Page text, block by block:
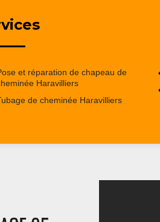
et réparation de chapeau de
Haravilliers
de cheminée Haravilliers